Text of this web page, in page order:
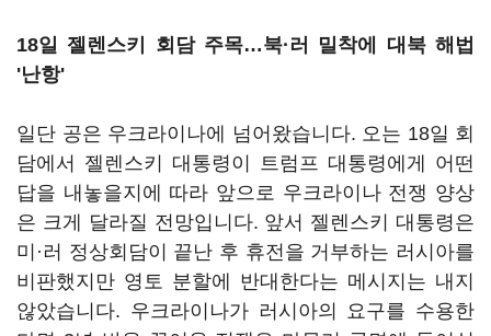
18일 젤렌스키 회담 주목…북·러 밀착에 대북 해법
'난항'
일단 공은 우크라이나에 넘어왔습니다. 오는 18일 회
담에서 젤렌스키 대통령이 트럼프 대통령에게 어떤
답을 내놓을지에 따라 앞으로 우크라이나 전쟁 양상
은 크게 달라질 전망입니다. 앞서 젤렌스키 대통령은
미·러 정상회담이 끝난 후 휴전을 거부하는 러시아를
비판했지만 영토 분할에 반대한다는 메시지는 내지
않았습니다. 우크라이나가 러시아의 요구를 수용한